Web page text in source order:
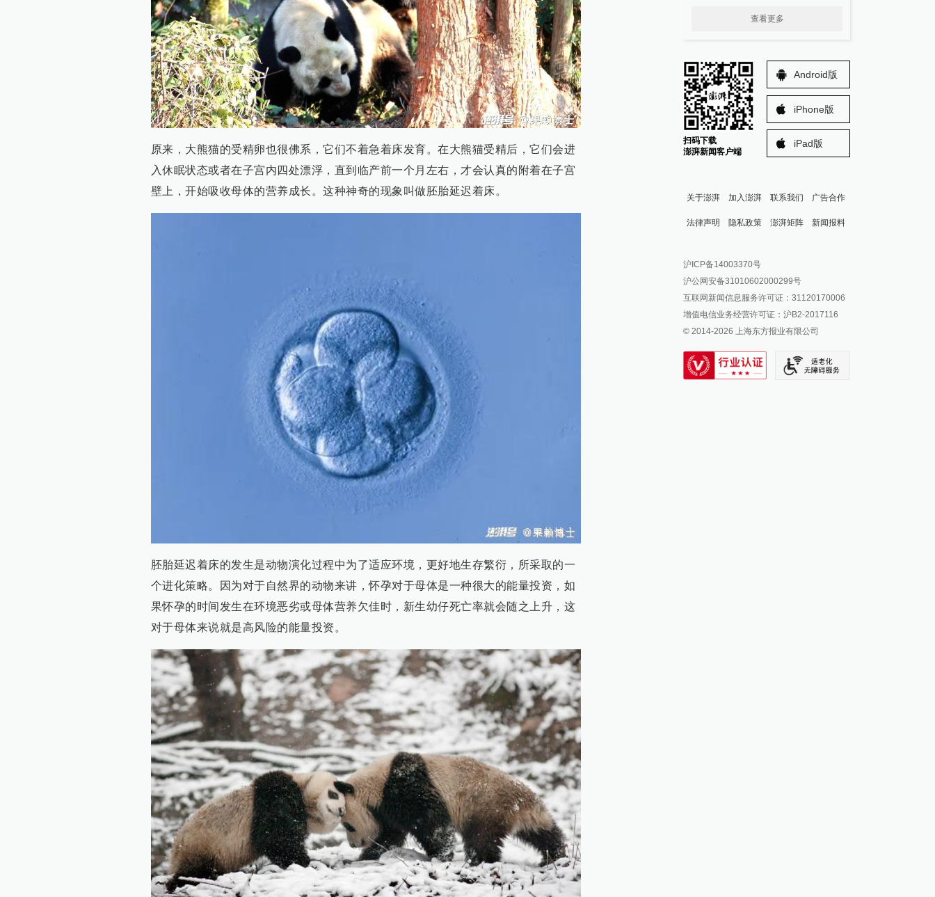
原来，大熊猫的受精卵也很佛系，它们不着急着床发育。在大熊猫受精后，它们会进
入休眠状态或者在子宫内四处漂浮，直到临产前一个月左右，才会认真的附着在子宫
壁上，开始吸收母体的营养成长。这种神奇的现象叫做胚胎延迟着床。
胚胎延迟着床的发生是动物演化过程中为了适应环境，更好地生存繁衍，所采取的一
个进化策略。因为对于自然界的动物来讲，怀孕对于母体是一种很大的能量投资，如
果怀孕的时间发生在环境恶劣或母体营养欠佳时，新生幼仔死亡率就会随之上升，这
对于母体来说就是高风险的能量投资。
查看更多
扫码下载
澎湃新闻客户端
Android版
iPhone版
iPad版
关于澎湃 加入澎湃 联系我们 广告合作
法律声明 隐私政策 澎湃矩阵
澎湃新闻公众号
澎湃新闻抖音号
派生万物开放平台
IP SHANGHAI
SIXTH TONE
新闻报料
报料邮箱: news@thepaper.cn
沪ICP备14003370号
沪公网安备31010602000299号
互联网新闻信息服务许可证：31120170006
增值电信业务经营许可证：沪B2-2017116
© 2014-2026 上海东方报业有限公司